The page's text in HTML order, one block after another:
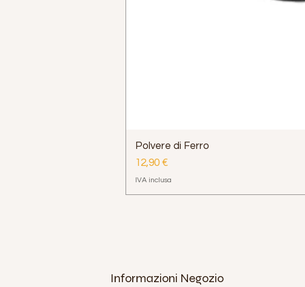
Polvere di Ferro
Prezzo
12,90 €
IVA inclusa
Informazioni Negozio